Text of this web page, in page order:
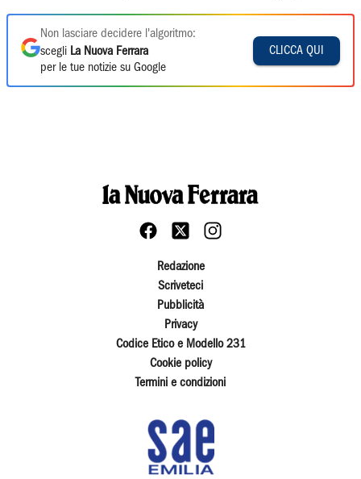
Non lasciare decidere l'algoritmo:
scegli La Nuova Ferrara
per le tue notizie su Google
CLICCA QUI
Redazione
Scriveteci
Pubblicità
Privacy
Codice Etico e Modello 231
Cookie policy
Termini e condizioni